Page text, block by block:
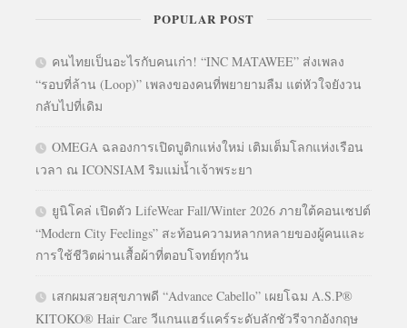
POPULAR POST
คนไทยเป็นอะไรกับคนเก่า! “INC MATAWEE” ส่งเพลง
“รอบที่ล้าน (Loop)” เพลงของคนที่พยายามลืม แต่หัวใจยังวน
กลับไปที่เดิม
OMEGA ฉลองการเปิดบูติกแห่งใหม่ เติมเต็มโลกแห่งเรือน
เวลา ณ ICONSIAM ริมแม่น้ำเจ้าพระยา
ยูนิโคล่ เปิดตัว LifeWear Fall/Winter 2026 ภายใต้คอนเซปต์
“Modern City Feelings” สะท้อนความหลากหลายของผู้คนและ
การใช้ชีวิตผ่านเสื้อผ้าที่ตอบโจทย์ทุกวัน
เสกผมสวยสุขภาพดี “Advance Cabello” เผยโฉม A.S.P®
KITOKO® Hair Care วีแกนแฮร์แคร์ระดับลักชัวรีจากอังกฤษ